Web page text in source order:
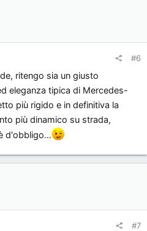
#6
ritengo sia un giusto
eleganza tipica di Mercedes-
più rigido e in definitiva la
più dinamico su strada,
d'obbligo...
#7